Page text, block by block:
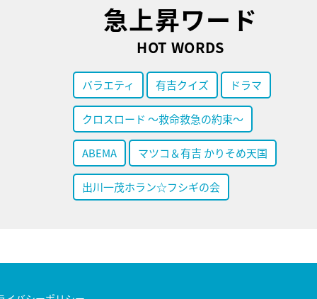
急上昇ワード
HOT WORDS
バラエティ 有吉クイズ ドラマ
クロスロード ～救命救急の約束～
ABEMA マツコ＆有吉 かりそめ天国
出川一茂ホラン☆フシギの会